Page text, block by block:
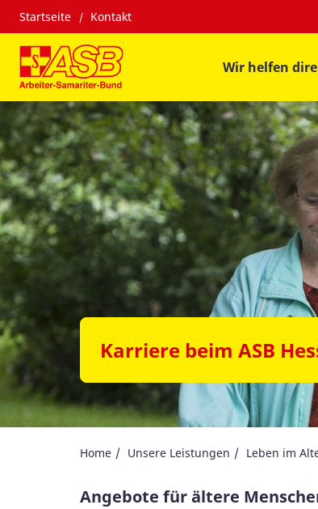
Startseite Kontakt
Wir helfen
Karriere beim ASB
Home Unsere Leistungen Leben im
Angebote für ältere